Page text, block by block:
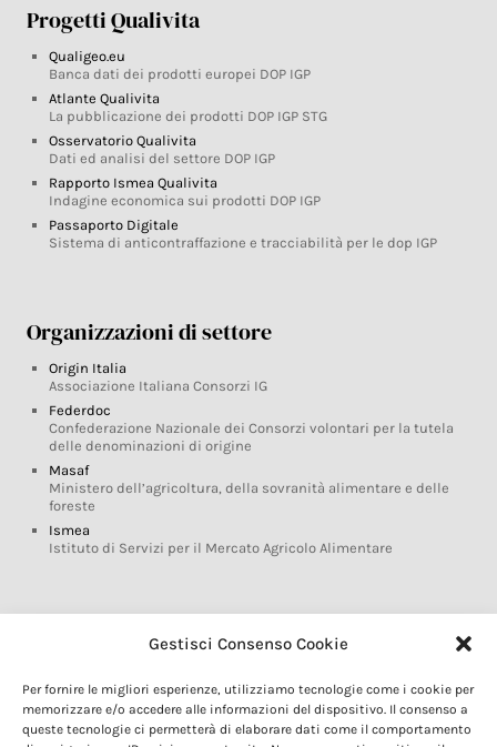
Gestisci Consenso Cookie
Per fornire le migliori esperienze, utilizziamo tecnologie come i cookie per
memorizzare e/o accedere alle informazioni del dispositivo. Il consenso a
queste tecnologie ci permetterà di elaborare dati come il comportamento
Progetti Qualivita
Qualigeo.eu
Banca dati dei prodotti europei DOP IGP
Atlante Qualivita
La pubblicazione dei prodotti DOP IGP STG
Osservatorio Qualivita
Dati ed analisi del settore DOP IGP
Rapporto Ismea Qualivita
Indagine economica sui prodotti DOP IGP
Passaporto Digitale
Sistema di anticontraffazione e tracciabilità per le dop IGP
Organizzazioni di settore
Origin Italia
Associazione Italiana Consorzi IG
Federdoc
Confederazione Nazionale dei Consorzi volontari per la tutela
delle denominazioni di origine
Masaf
Ministero dell’agricoltura, della sovranità alimentare e delle
foreste
Ismea
Istituto di Servizi per il Mercato Agricolo Alimentare
Glossario DOP IGP
Marchi DOP IGP
Normativa prodotti DOP IGP